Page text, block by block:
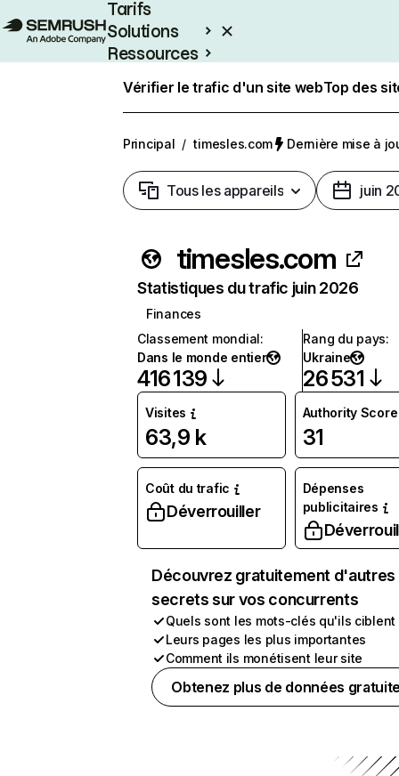
Tarifs
Solutions
Ressources
Vérifier le trafic d'un site webTop des
Principal / timesles.com Dernière mise à
Tous les appareils juin
timesles.com
Statistiques du trafic juin 2026
Finances
Classement mondial:
Dans le monde entier
416 139
Rang du pays:
Ukraine
26 531
Visites
63,9 k
Authority Score
31
Coût du trafic
Déverrouiller
Dépenses
publicitaires
Découvrez gratuitement d'autres
secrets sur vos concurrents
Quels sont les mots-clés qu'ils ciblent
Leurs pages les plus importantes
Comment ils monétisent leur site
Obtenez plus de données